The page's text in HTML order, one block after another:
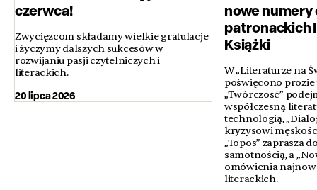
czerwca!
Zwycięzcom składamy wielkie gratulacje
i życzymy dalszych sukcesów w
rozwijaniu pasji czytelniczych i
literackich.
20 lipca 2026
nowe
Książki
W „Literaturze na
poświęcono prozie
„Twórczość”
współczesną
technologią,
kryzysowi
„Topos” zaprasza
samotnością, a
omówienia
literackich.